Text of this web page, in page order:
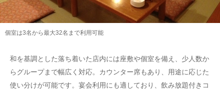
個室は3名から最大32名まで利用可能
和を基調とした落ち着いた店内には座敷や個室を備え、少人数か
らグループまで幅広く対応。カウンター席もあり、用途に応じた
使い分けが可能です。宴会利用にも適しており、飲み放題付きコ